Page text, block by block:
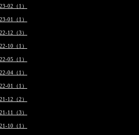
02（1）
01（1）
12（3）
10（1）
05（1）
04（1）
01（1）
12（2）
11（3）
10（1）